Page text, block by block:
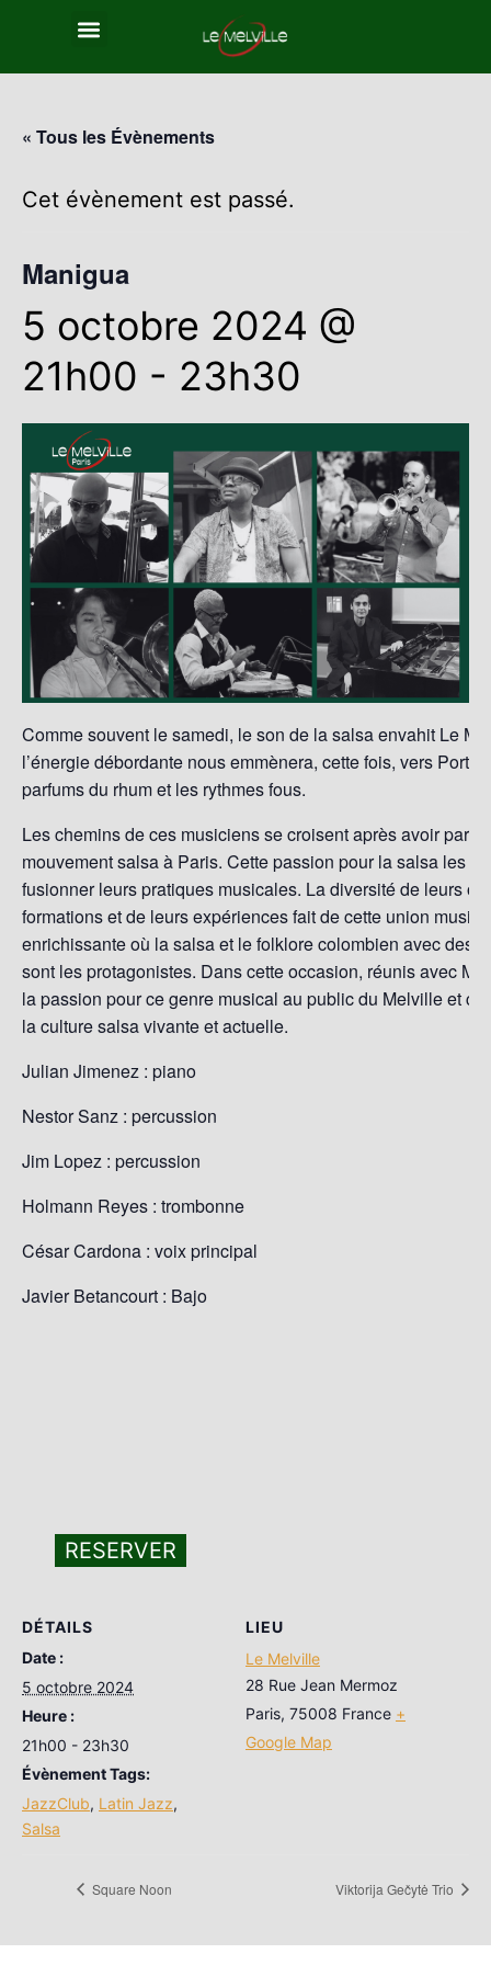
« Tous les Évènements
Cet évènement est passé.
Manigua
5 octobre 2024 @
21h00 - 23h30
Comme souvent le samedi, le son de la salsa envahit Le
l’énergie débordante nous emmènera, cette fois, vers Porto
parfums du rhum et les rythmes fous.
Les chemins de ces musiciens se croisent après avoir
mouvement salsa à Paris. Cette passion pour la salsa les a
fusionner leurs pratiques musicales. La diversité de leurs
formations et de leurs expériences fait de cette union
enrichissante où la salsa et le folklore colombien avec des
sont les protagonistes. Dans cette occasion, réunis avec
la passion pour ce genre musical au public du Melville et
la culture salsa vivante et actuelle.
Julian Jimenez : piano
Nestor Sanz : percussion
Jim Lopez : percussion
Holmann Reyes : trombonne
César Cardona : voix principal
Javier Betancourt : Bajo
RESERVER
DÉTAILS
Date :
5 octobre 2024
Heure :
21h00 - 23h30
Évènement Tags:
JazzClub, Latin Jazz,
Salsa
LIEU
Le Melville
28 Rue Jean Mermoz
Paris, 75008 France +
Google Map
Square Noon Viktorija Gečytė Trio